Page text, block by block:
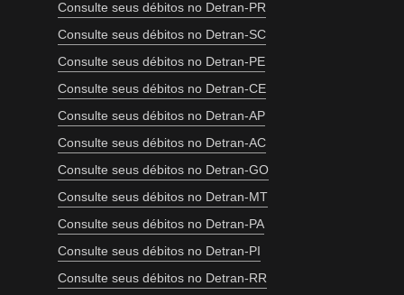
Consulte seus débitos no Detran-PR
Consulte seus débitos no Detran-SC
Consulte seus débitos no Detran-PE
Consulte seus débitos no Detran-CE
Consulte seus débitos no Detran-AP
Consulte seus débitos no Detran-AC
Consulte seus débitos no Detran-GO
Consulte seus débitos no Detran-MT
Consulte seus débitos no Detran-PA
Consulte seus débitos no Detran-PI
Consulte seus débitos no Detran-RR